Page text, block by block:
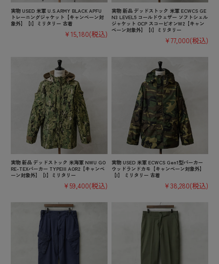
実物 USED 米軍 U.S.ARMY BLACK APFU
トレーニングジャケット【キャンペーン対
象外】【I】ミリタリー 古着
¥15,180(税込)
実物 新品 デッドストック 米軍 ECWCS GE
N3 LEVEL5 コールドウェザー ソフトシェル
ジャケット OCP スコーピオンW2【キャン
ペーン対象外】【I】ミリタリー
¥77,000(税込)
実物 新品 デッドストック 米海軍 NWU GO
RE-TEXパーカー TYPEIII AOR2【キャンペ
ーン対象外】【I】ミリタリー
¥59,400(税込)
実物 USED 米軍 ECWCS Gen1型パーカー
ウッドランドカモ【キャンペーン対象外】
【I】 ミリタリー 古着
¥38,280(税込)